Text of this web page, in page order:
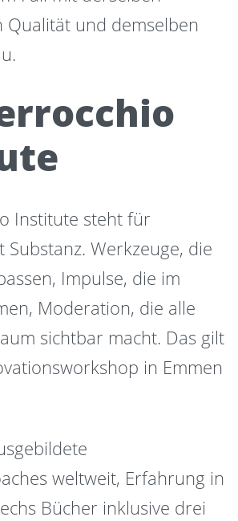
Qualität und demselben
Institute steht für
Werkzeuge, die
Impulse, die im
Moderation, die alle
sichtbar macht. Das gilt
in Emmen
weltweit, Erfahrung in
Bücher inklusive drei